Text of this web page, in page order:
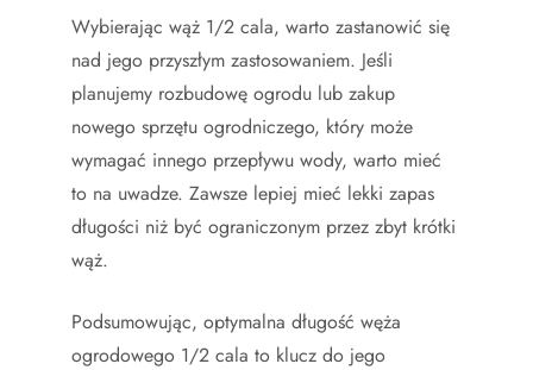
Wybierając wąż 1/2 cala, warto zastanowić się
nad jego przyszłym zastosowaniem. Jeśli
planujemy rozbudowę ogrodu lub zakup
nowego sprzętu ogrodniczego, który może
wymagać innego przepływu wody, warto mieć
to na uwadze. Zawsze lepiej mieć lekki zapas
długości niż być ograniczonym przez zbyt krótki
wąż.
Podsumowując, optymalna długość węża
ogrodowego 1/2 cala to klucz do jego